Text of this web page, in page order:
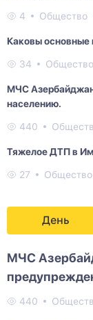
4 Общество
Каковы основные
34 Общество
МЧС
населению.
440
Тяжелое ДТП в
27 Общество
День
МЧС
440